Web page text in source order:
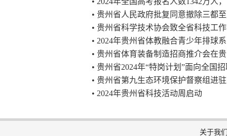
• 贵州省人民政府批复同意撤除三都
• 贵州省科学技术协会致全省科技工
• 2024年贵州省体教融合青少年排球
• 贵州省体育装备制造招商推介会在
• 贵州省2024年“特岗计划”面向全国
• 贵州省第九生态环境保护督察组进
• 2024年贵州省科技活动周启动
关于我